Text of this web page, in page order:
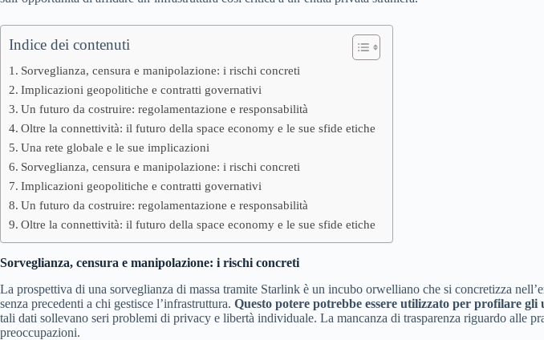
Indice dei contenuti
Sorveglianza, censura e manipolazione: i rischi concreti
Implicazioni geopolitiche e contratti governativi
Un futuro da costruire: regolamentazione e responsabilità
Oltre la connettività: il futuro della space economy e le sue sfide etiche
Una rete globale e le sue implicazioni
Sorveglianza, censura e manipolazione: i rischi concreti
Implicazioni geopolitiche e contratti governativi
Un futuro da costruire: regolamentazione e responsabilità
Oltre la connettività: il futuro della space economy e le sue sfide etiche
Sorveglianza, censura e manipolazione: i rischi concreti
La prospettiva di una sorveglianza di massa tramite Starlink è un incubo orwelliano che si concretizza
senza precedenti a chi gestisce l’infrastruttura. Questo potere potrebbe essere utilizzato per profilare
tali dati sollevano seri problemi di privacy e libertà individuale. La mancanza di trasparenza riguardo alle
preoccupazioni.